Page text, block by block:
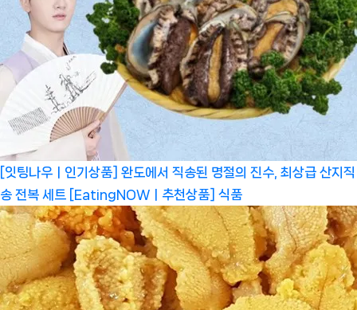
[잇팅나우ㅣ인기상품] 완도에서 직송된 명절의 진수, 최상급 산지직
송 전복 세트 [EatingNOWㅣ추천상품] 식품